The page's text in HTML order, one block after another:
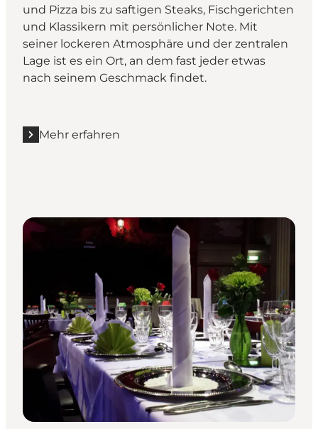
und Pizza bis zu saftigen Steaks, Fischgerichten
und Klassikern mit persönlicher Note. Mit
seiner lockeren Atmosphäre und der zentralen
Lage ist es ein Ort, an dem fast jeder etwas
nach seinem Geschmack findet.
Mehr erfahren
Mehr erfahren "Restaurant Søborg"